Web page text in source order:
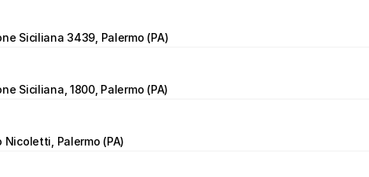
Siciliana 3439, Palermo (PA)
Siciliana, 1800, Palermo (PA)
Nicoletti, Palermo (PA)